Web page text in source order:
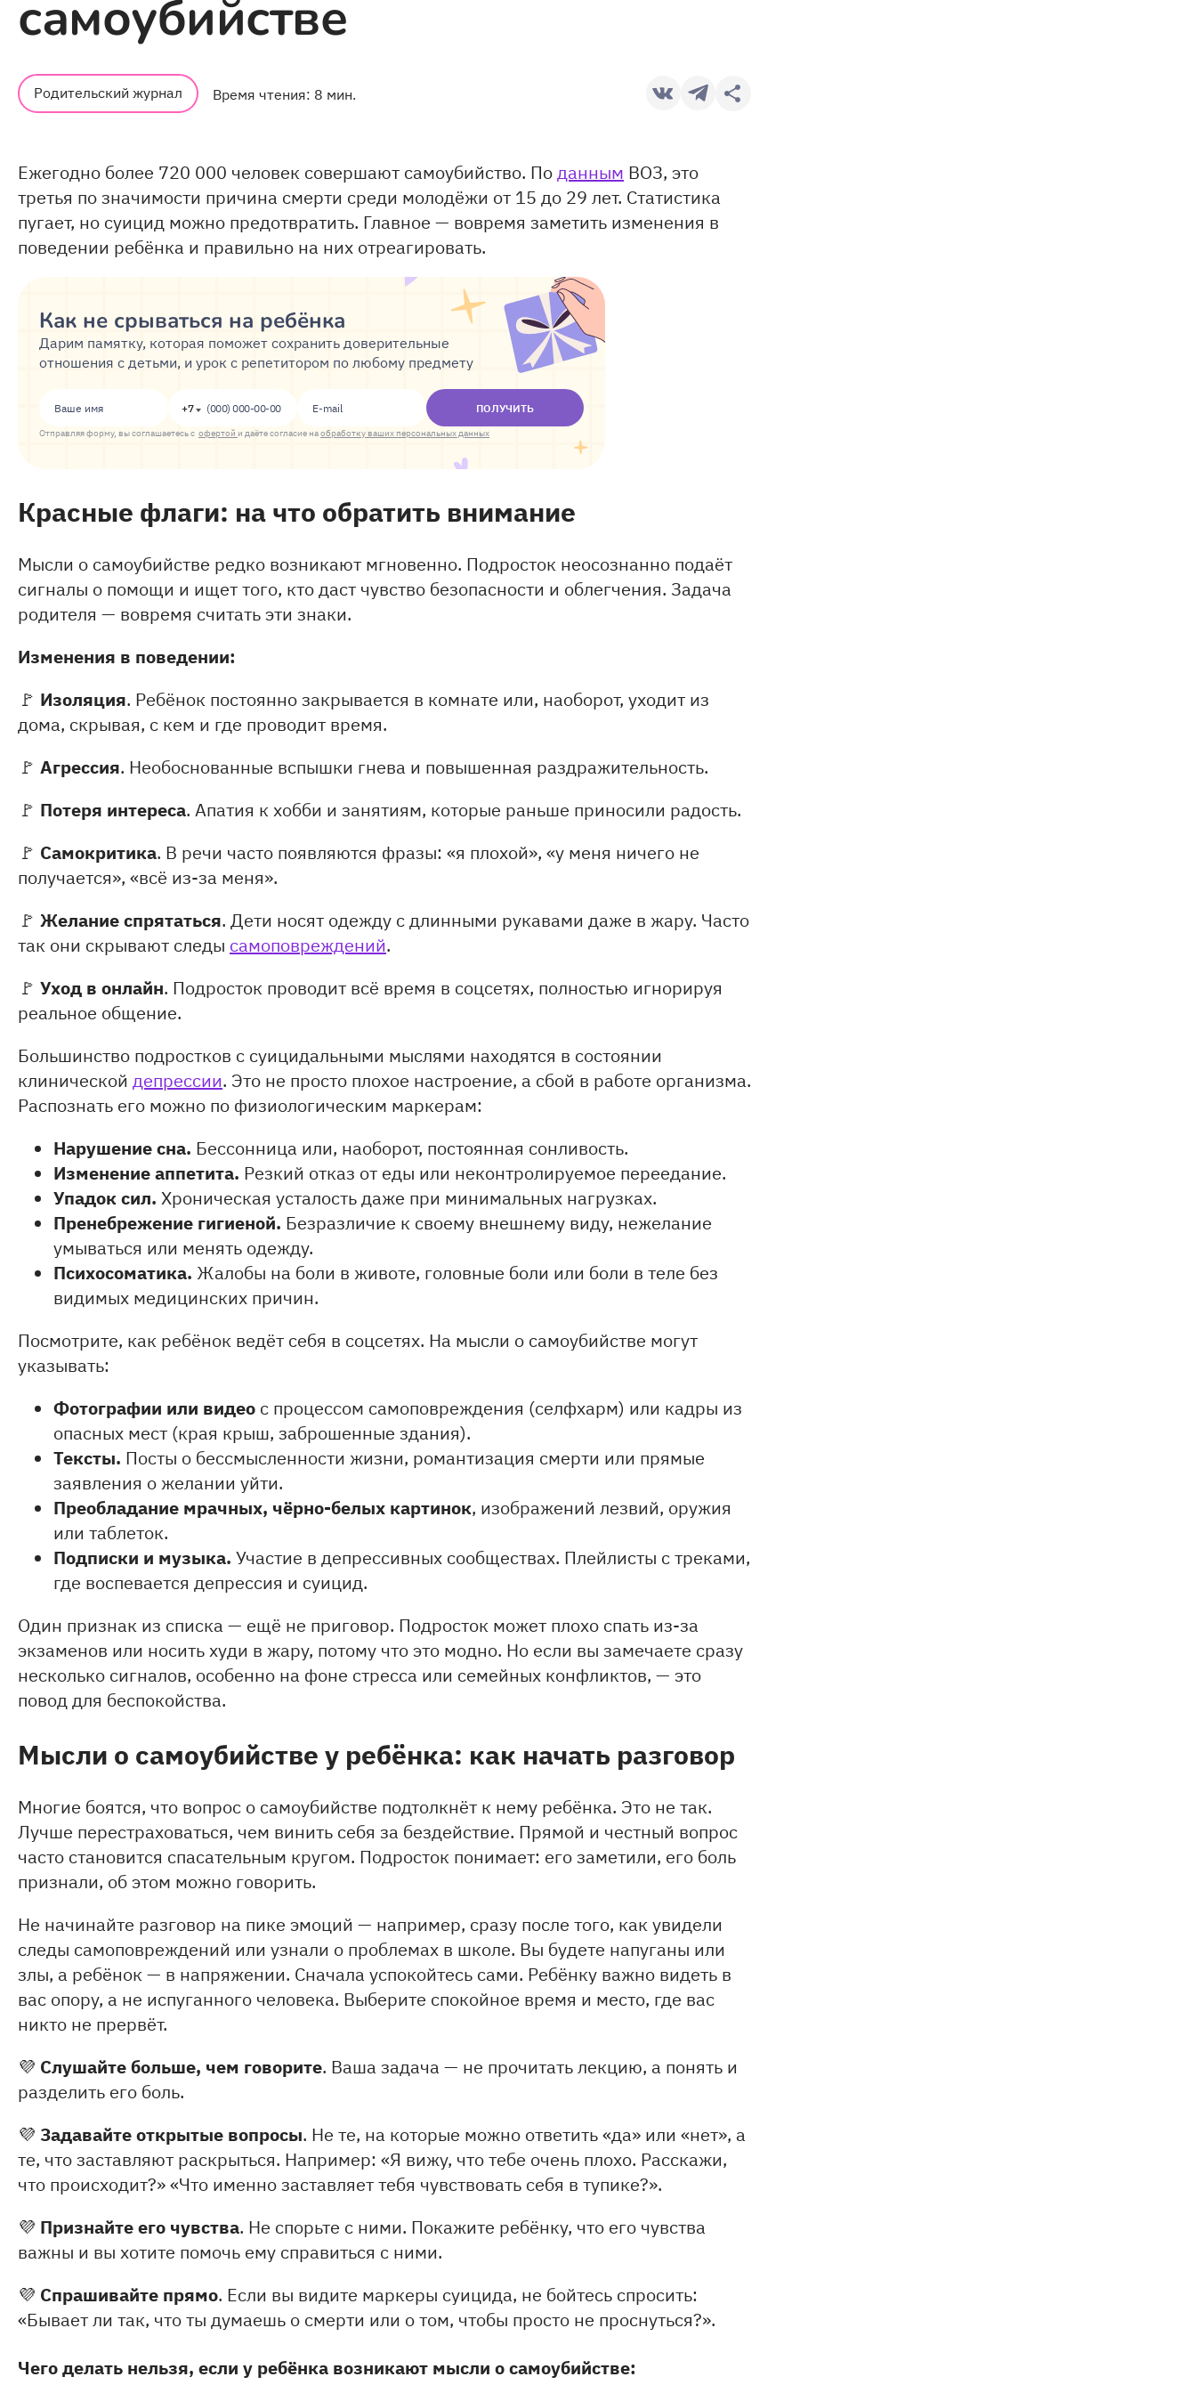
самоубийстве
Родительский журнал Время чтения: 8 мин.
Ежегодно более 720 000 человек совершают самоубийство. По данным ВОЗ, это
третья по значимости причина смерти среди молодёжи от 15 до 29 лет. Статистика
пугает, но суицид можно предотвратить. Главное — вовремя заметить изменения в
поведении ребёнка и правильно на них отреагировать.
Как не срываться на ребёнка
Дарим памятку, которая поможет сохранить доверительные
отношения с детьми, и урок с репетитором по любому предмету
+7 ПОЛУЧИТЬ
Отправляя форму, вы соглашаетесь с офертой и даёте согласие наобработку ваших персональных данных
Красные флаги: на что обратить внимание
Мысли о самоубийстве редко возникают мгновенно. Подросток неосознанно подаёт
сигналы о помощи и ищет того, кто даст чувство безопасности и облегчения. Задача
родителя — вовремя считать эти знаки.
Изменения в поведении:
🚩 Изоляция. Ребёнок постоянно закрывается в комнате или, наоборот, уходит из
дома, скрывая, с кем и где проводит время.
🚩 Агрессия. Необоснованные вспышки гнева и повышенная раздражительность.
🚩 Потеря интереса. Апатия к хобби и занятиям, которые раньше приносили радость.
🚩 Самокритика. В речи часто появляются фразы: «я плохой», «у меня ничего не
получается», «всё из-за меня».
🚩 Желание спрятаться. Дети носят одежду с длинными рукавами даже в жару. Часто
так они скрывают следы самоповреждений.
🚩 Уход в онлайн. Подросток проводит всё время в соцсетях, полностью игнорируя
реальное общение.
Большинство подростков с суицидальными мыслями находятся в состоянии
клинической депрессии. Это не просто плохое настроение, а сбой в работе организма.
Распознать его можно по физиологическим маркерам:
Нарушение сна. Бессонница или, наоборот, постоянная сонливость.
Изменение аппетита. Резкий отказ от еды или неконтролируемое переедание.
Упадок сил. Хроническая усталость даже при минимальных нагрузках.
Пренебрежение гигиеной. Безразличие к своему внешнему виду, нежелание
умываться или менять одежду.
Психосоматика. Жалобы на боли в животе, головные боли или боли в теле без
видимых медицинских причин.
Посмотрите, как ребёнок ведёт себя в соцсетях. На мысли о самоубийстве могут
указывать:
Фотографии или видео с процессом самоповреждения (селфхарм) или кадры из
опасных мест (края крыш, заброшенные здания).
Тексты. Посты о бессмысленности жизни, романтизация смерти или прямые
заявления о желании уйти.
Преобладание мрачных, чёрно-белых картинок, изображений лезвий, оружия
или таблеток.
Подписки и музыка. Участие в депрессивных сообществах. Плейлисты с треками,
где воспевается депрессия и суицид.
Один признак из списка — ещё не приговор. Подросток может плохо спать из-за
экзаменов или носить худи в жару, потому что это модно. Но если вы замечаете сразу
несколько сигналов, особенно на фоне стресса или семейных конфликтов, — это
повод для беспокойства.
Мысли о самоубийстве у ребёнка: как начать разговор
Многие боятся, что вопрос о самоубийстве подтолкнёт к нему ребёнка. Это не так.
Лучше перестраховаться, чем винить себя за бездействие. Прямой и честный вопрос
часто становится спасательным кругом. Подросток понимает: его заметили, его боль
признали, об этом можно говорить.
Не начинайте разговор на пике эмоций — например, сразу после того, как увидели
следы самоповреждений или узнали о проблемах в школе. Вы будете напуганы или
злы, а ребёнок — в напряжении. Сначала успокойтесь сами. Ребёнку важно видеть в
вас опору, а не испуганного человека. Выберите спокойное время и место, где вас
никто не прервёт.
💜 Слушайте больше, чем говорите. Ваша задача — не прочитать лекцию, а понять и
разделить его боль.
💜 Задавайте открытые вопросы. Не те, на которые можно ответить «да» или «нет», а
те, что заставляют раскрыться. Например: «Я вижу, что тебе очень плохо. Расскажи,
что происходит?» «Что именно заставляет тебя чувствовать себя в тупике?».
💜 Признайте его чувства. Не спорьте с ними. Покажите ребёнку, что его чувства
важны и вы хотите помочь ему справиться с ними.
💜 Спрашивайте прямо. Если вы видите маркеры суицида, не бойтесь спросить:
«Бывает ли так, что ты думаешь о смерти или о том, чтобы просто не проснуться?».
Чего делать нельзя, если у ребёнка возникают мысли о самоубийстве: